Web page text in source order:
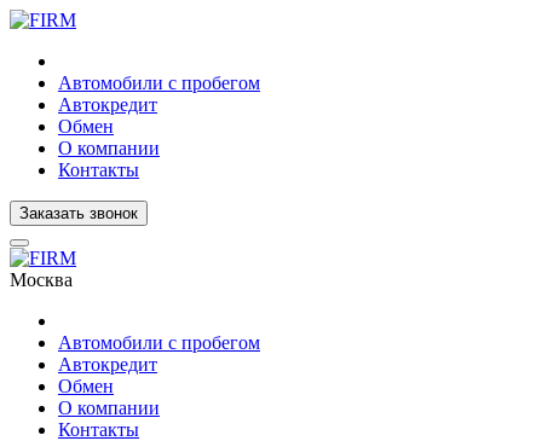
Автомобили с пробегом
Автокредит
Обмен
О компании
Контакты
Заказать звонок
Москва
Автомобили с пробегом
Автокредит
Обмен
О компании
Контакты